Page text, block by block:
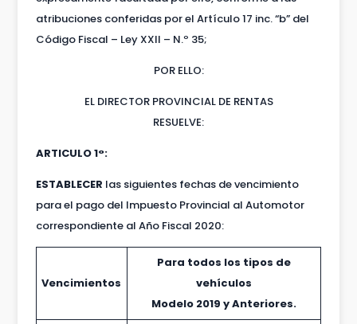
atribuciones conferidas por el Artículo 17 inc. “b” del
Código Fiscal – Ley XXII – N.º 35;
POR ELLO:
EL DIRECTOR PROVINCIAL DE RENTAS
RESUELVE:
ARTICULO 1°:
ESTABLECER las siguientes fechas de vencimiento
para el pago del Impuesto Provincial al Automotor
correspondiente al Año Fiscal 2020:
Vencimientos
Para todos los tipos de
vehículos
Modelo 2019 y Anteriores.